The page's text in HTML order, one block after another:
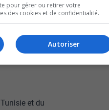
collaboration
au
et du
pour gérer ou retirer votre
des cookies et de confidentialité.
Autoriser